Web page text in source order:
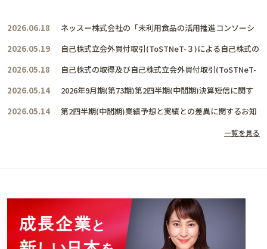
2026.06.18 ネッスー株式会社の「未利用食品の活用推進コンソーシ
2026.05.19
自己株式立会外買付取引(ToSTNeT-３)による自己株式の
2026.05.18
自己株式の取得及び自己株式立会外買付取引(ToSTNeT-
2026.05.14
2026年9月期(第73期)第2四半期(中間期)決算短信に関す
2026.05.14
第2四半期(中間期)業績予想と実績との差異に関するお知
一覧を見る